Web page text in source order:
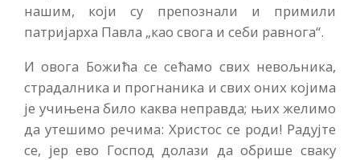
нашим, који су препознали и примили
патријарха Павла „као свога и себи равнога“.
И овога Божића се сећамо свих невољника,
страдалника и прогнаника и свих оних којима
је учињена било каква неправда; њих желимо
да утешимо речима: Христос се роди! Радујте
се, јер ево Господ долази да обрише сваку